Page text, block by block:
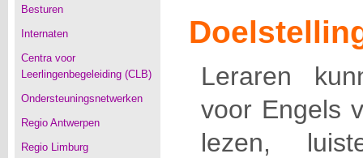
Besturen
Internaten
Centra voor
Leerlingenbegeleiding (CLB)
Ondersteuningsnetwerken
Regio Antwerpen
Regio Limburg
Leraren
voor Engels
lezen,